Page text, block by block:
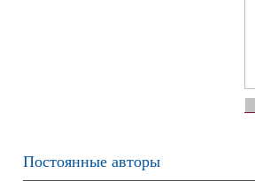
Постоянные авторы